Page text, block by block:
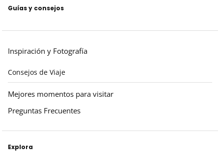
Guías y consejos
Inspiración y Fotografía
Consejos de Viaje
Mejores momentos para visitar
Preguntas Frecuentes
Explora